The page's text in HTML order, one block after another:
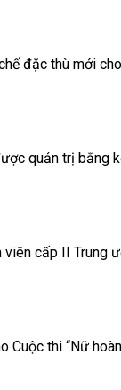
đặc thù mới
quản trị bằng
viên cấp II Trung
Cuộc thi “Nữ